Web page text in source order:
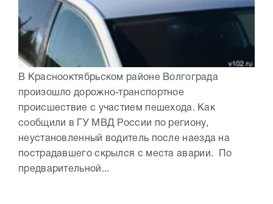
В Краснооктябрьском районе Волгограда
произошло дорожно-транспортное
происшествие с участием пешехода. Как
сообщили в ГУ МВД России по региону,
неустановленный водитель после наезда на
пострадавшего скрылся с места аварии. По
предварительной...